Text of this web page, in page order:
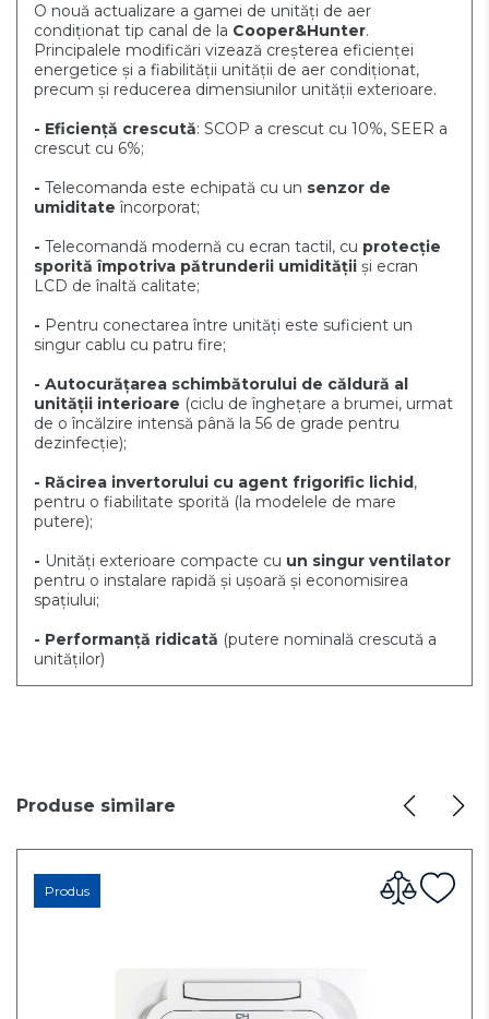
O nouă actualizare a gamei de unități de aer
condiționat tip canal de la Cooper&Hunter.
Principalele modificări vizează creșterea eficienței
energetice și a fiabilității unității de aer condiționat,
precum și reducerea dimensiunilor unității exterioare.
- Eficiență crescută: SCOP a crescut cu 10%, SEER a
crescut cu 6%;
- Telecomanda este echipată cu un senzor de
umiditate încorporat;
- Telecomandă modernă cu ecran tactil, cu protecție
sporită împotriva pătrunderii umidității și ecran
LCD de înaltă calitate;
- Pentru conectarea între unități este suficient un
singur cablu cu patru fire;
- Autocurățarea schimbătorului de căldură al
unității interioare (ciclu de înghețare a brumei, urmat
de o încălzire intensă până la 56 de grade pentru
dezinfecție);
- Răcirea invertorului cu agent frigorific lichid ,
pentru o fiabilitate sporită (la modelele de mare
putere);
- Unități exterioare compacte cu un singur ventilator
pentru o instalare rapidă și ușoară și economisirea
spațiului;
- Performanță ridicată (putere nominală crescută a
unităților)
Produse similare
Produs